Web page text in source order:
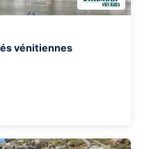
vénitiennes